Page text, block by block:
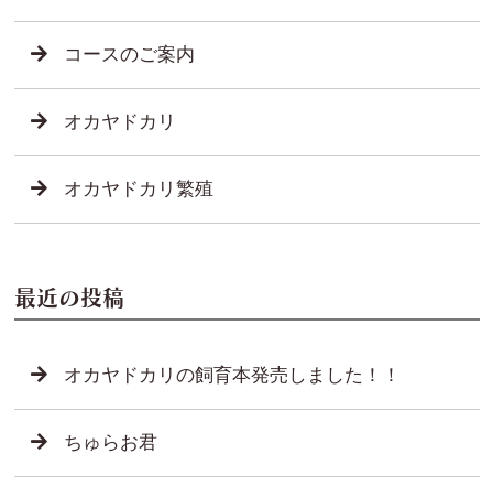
コースのご案内
オカヤドカリ
オカヤドカリ繁殖
最近の投稿
オカヤドカリの飼育本発売しました！！
ちゅらお君